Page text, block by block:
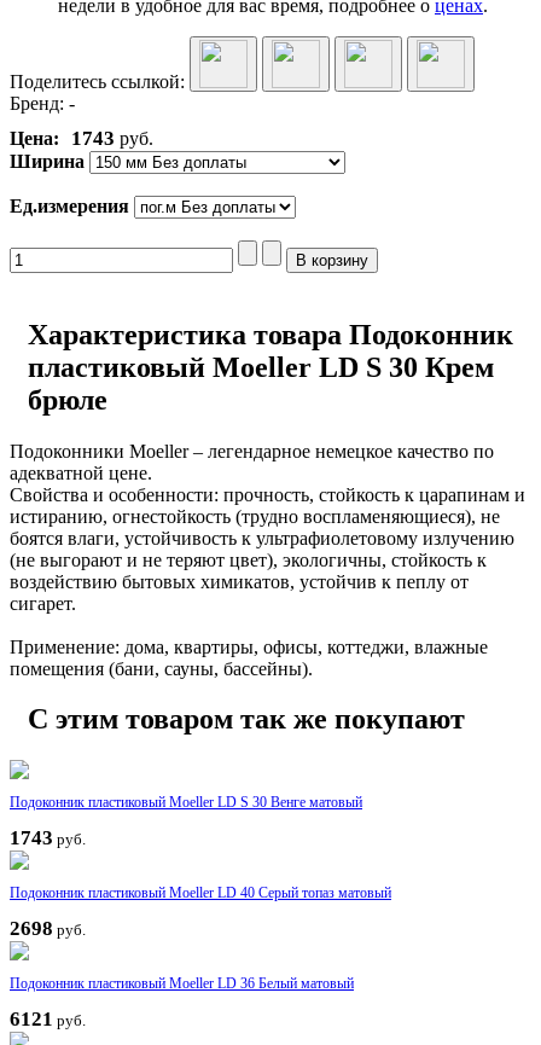
недели в удобное для вас время, подробнее о ценах.
Поделитесь ссылкой:
Бренд: -
Цена:
1743 руб.
Ширина
Ед.измерения
Характеристика товара Подоконник
пластиковый Moeller LD S 30 Крем
брюле
Подоконники Moeller – легендарное немецкое качество по
адекватной цене.
Свойства и особенности: прочность, стойкость к царапинам и
истиранию, огнестойкость (трудно воспламеняющиеся), не
боятся влаги, устойчивость к ультрафиолетовому излучению
(не выгорают и не теряют цвет), экологичны, cтойкость к
воздействию бытовых химикатов, устойчив к пеплу от
сигарет.
Применение: дома, квартиры, офисы, коттеджи, влажные
помещения (бани, сауны, бассейны).
С этим товаром так же покупают
Подоконник пластиковый Moeller LD S 30 Венге матовый
1743 руб.
Подоконник пластиковый Moeller LD 40 Серый топаз матовый
2698 руб.
Подоконник пластиковый Moeller LD 36 Белый матовый
6121 руб.